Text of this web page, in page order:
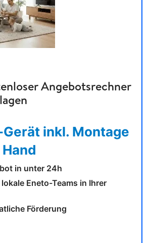
Angebotsrechner
inkl. Montage
in unter 24h
Eneto-Teams in Ihrer
Förderung